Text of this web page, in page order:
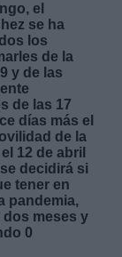
el
se ha
los
de la
y de las
de las 17
días más el
de la
12 de abril
decidirá si
tener en
pandemia,
meses y
0